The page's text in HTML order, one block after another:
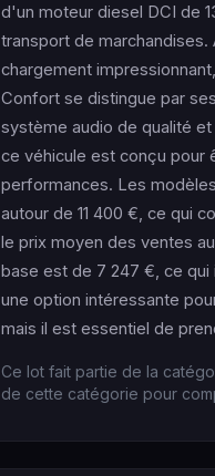
d'un moteur diesel DCI de
transport de
chargement
Confort se distingue par
système audio de qualité
ce véhicule est conçu pour
performances. Les
autour de 11 400 €, ce qui
le prix moyen des ventes
base est de 7 247 €, ce
une option intéressante
mais il est essentiel de
Ce lot fait partie de la
de cette catégorie pour